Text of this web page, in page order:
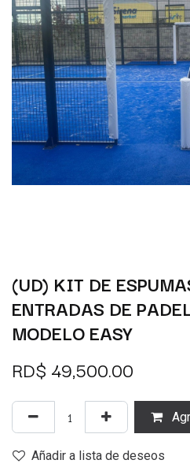
(UD) KIT DE
ENTRADAS DE
MODELO EASY
RD$ 49,500.00
Añadir a lista de deseos